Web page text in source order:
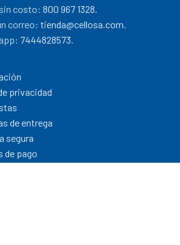
costo:800 967 1328.
correo:tienda@cellosa.com.
7444828573.
privacidad
de entrega
segura
de pago